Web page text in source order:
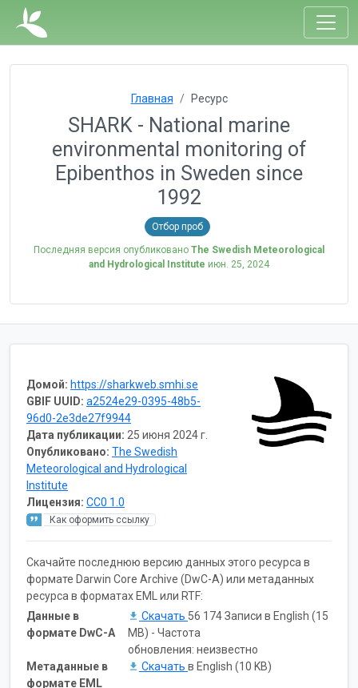
Главная Ресурс
SHARK - National marine
environmental monitoring of
Epibenthos in Sweden since
1992
Отбор проб
Последняя версия опубликовано The Swedish Meteorological
and Hydrological Institute июн. 25, 2024
Домой: https://sharkweb.smhi.se
GBIF UUID: a2524e29-0395-48b5-
96d0-2e3de27f9944
Дата публикации: 25 июня 2024 г.
Опубликовано: The Swedish
Meteorological and Hydrological
Institute
Лицензия: CC0 1.0
Как оформить ссылку
Скачайте последнюю версию данных этого ресурса в
формате Darwin Core Archive (DwC-A) или метаданных
ресурса в форматах EML или RTF:
Данные в
формате DwC-A
Скачать 56 174 Записи в English (15
MB) - Частота
обновления: неизвестно
Метаданные в
формате EML
Скачать в English (10 KB)